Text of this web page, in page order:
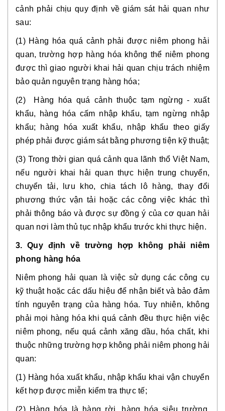
cảnh phải chịu quy định về giám sát hải quan như
sau:
(1) Hàng hóa quá cảnh phải được niêm phong hải
quan, trường hợp hàng hóa không thể niêm phong
được thì giao người khai hải quan chịu trách nhiệm
bảo quản nguyên trạng hàng hóa;
(2) Hàng hóa quá cảnh thuộc tạm ngừng - xuất
khẩu, hàng hóa cấm nhập khẩu, tạm ngừng nhập
khẩu; hàng hóa xuất khẩu, nhập khẩu theo giấy
phép phải được giám sát bằng phương tiện kỹ thuật;
(3) Trong thời gian quá cảnh qua lãnh thổ Việt Nam,
nếu người khai hải quan thực hiện trung chuyển,
chuyển tải, lưu kho, chia tách lô hàng, thay đổi
phương thức vận tải hoặc các công việc khác thì
phải thông báo và được sự đồng ý của cơ quan hải
quan nơi làm thủ tục nhập khẩu trước khi thực hiện.
3. Quy định về trường hợp không phải niêm
phong hàng hóa
Niêm phong hải quan là việc sử dụng các công cụ
kỹ thuật hoặc các dấu hiệu để nhận biết và bảo đảm
tính nguyên trạng của hàng hóa. Tuy nhiên, không
phải mọi hàng hóa khi quá cảnh đều thực hiện việc
niêm phong, nếu quá cảnh xăng dầu, hóa chất, khi
thuộc những trường hợp không phải niêm phong hải
quan:
(1) Hàng hóa xuất khẩu, nhập khẩu khai vận chuyển
kết hợp được miễn kiểm tra thực tế;
(2) Hàng hóa là hàng rời, hàng hóa siêu trường,